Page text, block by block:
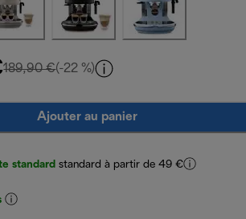
189,90 €prix original 189,90 €
(-22 %)
Ajouter au panier
standard standard à partir de 49 €